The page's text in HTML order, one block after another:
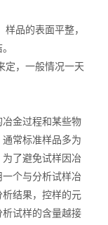
品的表面平整，
，一般情况一天
金过程和某些物
常标准样品多为
了避免试样因冶
个与分析试样冶
结果，控样的元
试样的含量越接